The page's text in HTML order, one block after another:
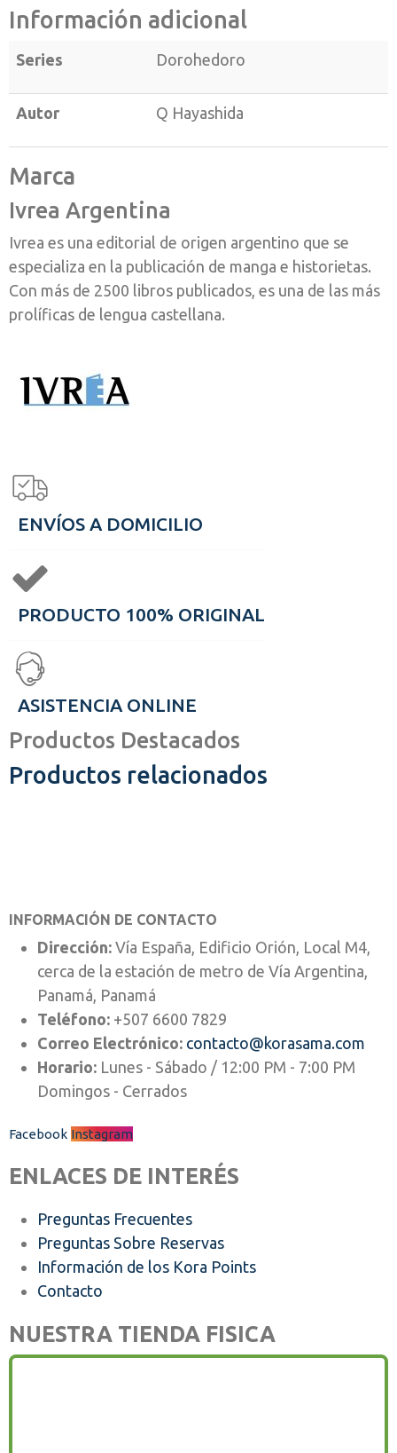
Información adicional
Series Dorohedoro
Autor Q Hayashida
Marca
Ivrea Argentina
Ivrea es una editorial de origen argentino que se
especializa en la publicación de manga e historietas.
Con más de 2500 libros publicados, es una de las más
prolíficas de lengua castellana.
ENVÍOS A DOMICILIO
PRODUCTO 100% ORIGINAL
ASISTENCIA ONLINE
Productos Destacados
Productos relacionados
INFORMACIÓN DE CONTACTO
Dirección: Vía España, Edificio Orión, Local M4,
cerca de la estación de metro de Vía Argentina,
Panamá, Panamá
Teléfono: +507 6600 7829
Correo Electrónico: contacto@korasama.com
Horario: Lunes - Sábado / 12:00 PM - 7:00 PM
Domingos - Cerrados
Facebook Instagram
ENLACES DE INTERÉS
Preguntas Frecuentes
Preguntas Sobre Reservas
Información de los Kora Points
Contacto
NUESTRA TIENDA FISICA